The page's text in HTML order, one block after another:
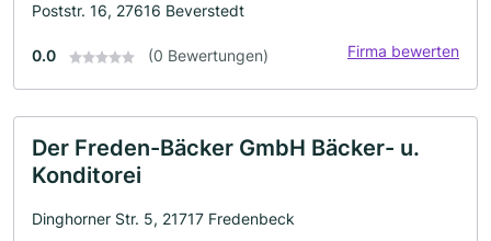
Poststr. 16, 27616 Beverstedt
0.0 (0 Bewertungen) Firma bewerten
Der Freden-Bäcker GmbH Bäcker- u.
Konditorei
Dinghorner Str. 5, 21717 Fredenbeck